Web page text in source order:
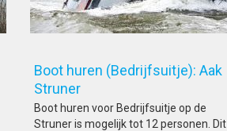
Boot huren (Bedrijfsuitje): Aak
Struner
Boot huren voor Bedrijfsuitje op de
Struner is mogelijk tot 12 personen. Dit